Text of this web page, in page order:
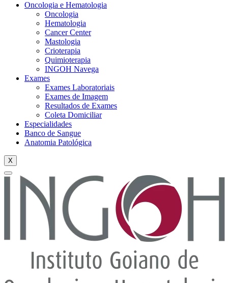
Oncologia e Hematologia
Oncologia
Hematologia
Cancer Center
Mastologia
Crioterapia
Quimioterapia
INGOH Navega
Exames
Exames Laboratoriais
Exames de Imagem
Resultados de Exames
Coleta Domiciliar
Especialidades
Banco de Sangue
Anatomia Patológica
X